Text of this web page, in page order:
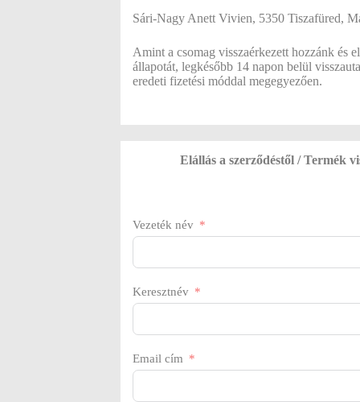
Sári-Nagy Anett Vivien, 5350 Tiszafüred,
Amint a csomag visszaérkezett hozzánk és
állapotát, legkésőbb 14 napon belül
eredeti fizetési móddal megegyezően.
Elállás a szerződéstől / Termék
Vezeték név
Keresztnév
Email cím